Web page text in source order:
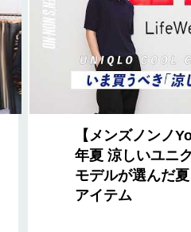
【メンズノンノ
年夏 涼しいユニ
モデルが選んだ
アイテム